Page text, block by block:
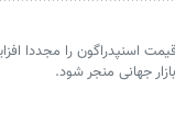
اسنپدراگون را مجددا
جهانی منجر شود.